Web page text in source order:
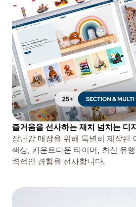
즐거움을 선사하는 재치 넘치는 디
장난감 매장을 위해 특별히 제작된
색상, 카운트다운 타이머, 최신 유
력적인 경험을 선사합니다.